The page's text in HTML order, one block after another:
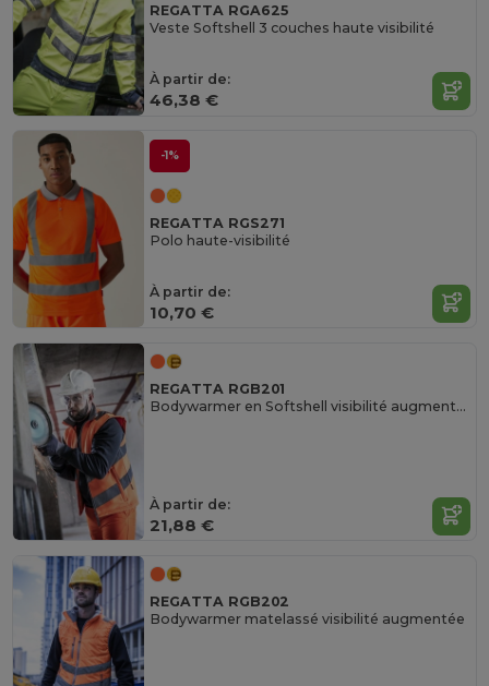
REGATTA RGA625
Veste Softshell 3 couches haute visibilité
À partir de:
46,38 €
-1%
REGATTA RGS271
Polo haute-visibilité
À partir de:
10,70 €
REGATTA RGB201
Bodywarmer en Softshell visibilité augmentée
À partir de:
21,88 €
REGATTA RGB202
Bodywarmer matelassé visibilité augmentée